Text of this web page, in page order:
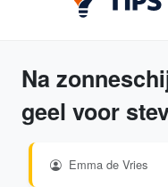
Na
geel voor
Emma de Vries